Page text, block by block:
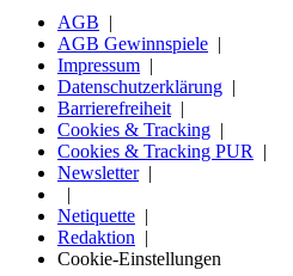
AGB
AGB Gewinnspiele
Impressum
Datenschutzerklärung
Barrierefreiheit
Cookies & Tracking
Cookies & Tracking PUR
Newsletter
Netiquette
Redaktion
Cookie-Einstellungen